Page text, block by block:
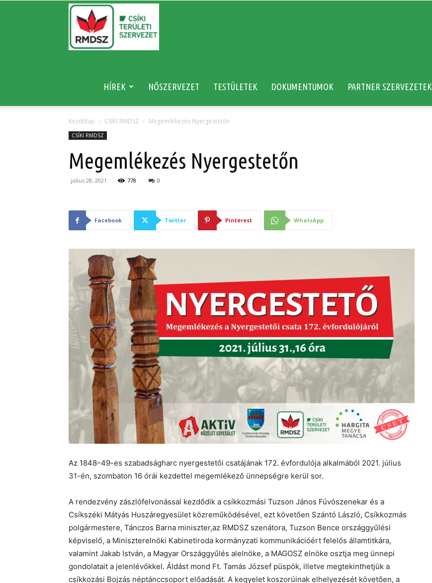
HÍREK NŐSZERVEZET TESTÜLETEK DOKUMENTUMOK PARTNER SZERVEZETEK
Kezdőlap CSÍKI RMDSZ Megemlékezés Nyergestetőn
CSÍKI RMDSZ
Megemlékezés Nyergestetőn
július 28, 2021 778 0
Facebook Twitter Pinterest WhatsApp
Az 1848–49-es szabadságharc nyergestetői csatájának 172. évfordulója alkalmából 2021. július
31-én, szombaton 16 órái kezdettel megemlékező ünnepségre kerül sor.
A rendezvény zászlófelvonással kezdődik a csíkkozmási Tuzson János Fúvószenekar és a
Csíkszéki Mátyás Huszáregyesület közreműködésével, ezt követően Szántó László, Csíkkozmás
polgármestere, Tánczos Barna miniszter,az RMDSZ szenátora, Tuzson Bence országgyűlési
képviselő, a Miniszterelnöki Kabinetiroda kormányzati kommunikációért felelős államtitkára,
valamint Jakab István, a Magyar Országgyűlés alelnöke, a MAGOSZ elnöke osztja meg ünnepi
gondolatait a jelenlévőkkel. Áldást mond Ft. Tamás József püspök, illetve megtekinthetjük a
csíkkozási Bojzás néptánccsoport előadását. A kegyelet koszorúinak elhelyezését követően, a